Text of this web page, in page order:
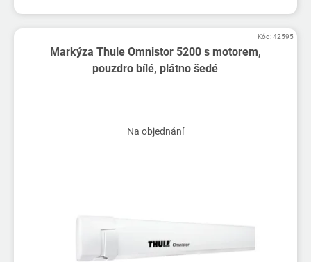
Markýza Thule Omnistor 5200 s motorem,
pouzdro bílé, plátno šedé
Na objednání
Kód:42595